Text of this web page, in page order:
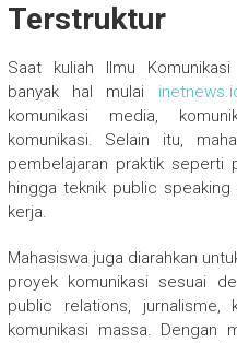
Terstruktur
Saat kuliah Ilmu
banyak hal mulai
komunikasi media,
komunikasi. Selain itu,
pembelajaran praktik seperti
hingga teknik public
kerja.
Mahasiswa juga diarahkan
proyek komunikasi sesuai
public relations, jurnalisme,
komunikasi massa. Dengan